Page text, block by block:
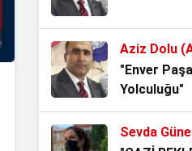
Mavi
Kıbrıs Türk
Milleti
Aziz Dolu
"Enver
Yolculuğu"
Sevda